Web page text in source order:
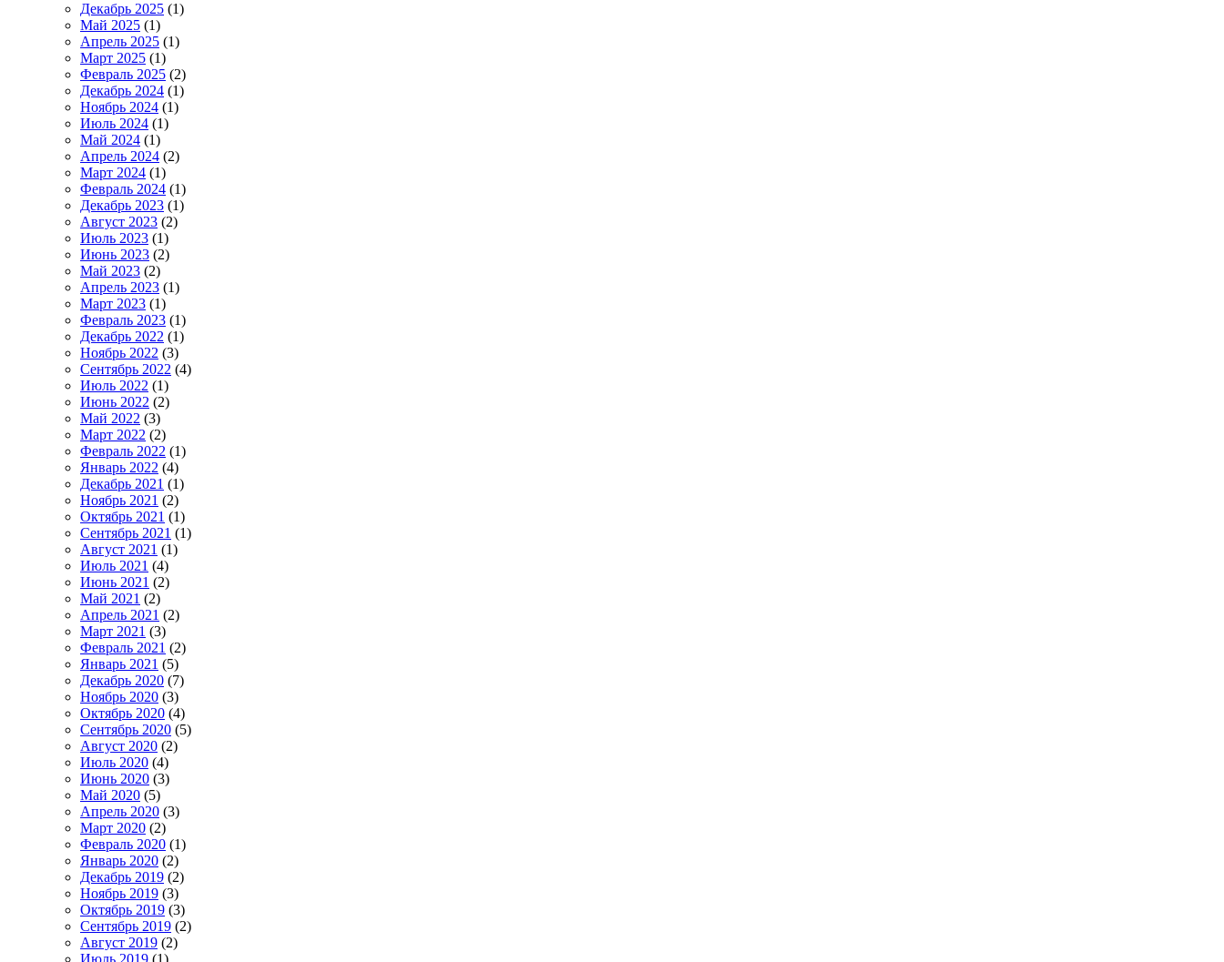
Декабрь 2025 (1)
Май 2025 (1)
Апрель 2025 (1)
Март 2025 (1)
Февраль 2025 (2)
Декабрь 2024 (1)
Ноябрь 2024 (1)
Июль 2024 (1)
Май 2024 (1)
Апрель 2024 (2)
Март 2024 (1)
Февраль 2024 (1)
Декабрь 2023 (1)
Август 2023 (2)
Июль 2023 (1)
Июнь 2023 (2)
Май 2023 (2)
Апрель 2023 (1)
Март 2023 (1)
Февраль 2023 (1)
Декабрь 2022 (1)
Ноябрь 2022 (3)
Сентябрь 2022 (4)
Июль 2022 (1)
Июнь 2022 (2)
Май 2022 (3)
Март 2022 (2)
Февраль 2022 (1)
Январь 2022 (4)
Декабрь 2021 (1)
Ноябрь 2021 (2)
Октябрь 2021 (1)
Сентябрь 2021 (1)
Август 2021 (1)
Июль 2021 (4)
Июнь 2021 (2)
Май 2021 (2)
Апрель 2021 (2)
Март 2021 (3)
Февраль 2021 (2)
Январь 2021 (5)
Декабрь 2020 (7)
Ноябрь 2020 (3)
Октябрь 2020 (4)
Сентябрь 2020 (5)
Август 2020 (2)
Июль 2020 (4)
Июнь 2020 (3)
Май 2020 (5)
Апрель 2020 (3)
Март 2020 (2)
Февраль 2020 (1)
Январь 2020 (2)
Декабрь 2019 (2)
Ноябрь 2019 (3)
Октябрь 2019 (3)
Сентябрь 2019 (2)
Август 2019 (2)